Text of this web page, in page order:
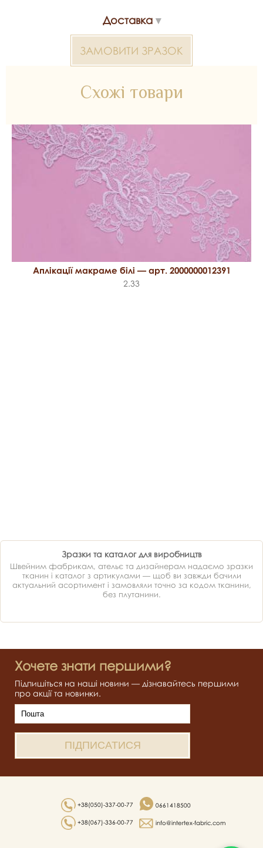
Доставка
ЗАМОВИТИ ЗРАЗОК
Схожі товари
Аплікації макраме білі — арт. 2000000012391
2.33
Зразки та каталог для виробництв
Швейним фабрикам, ательє та дизайнерам надаємо зразки
тканин і каталог з артикулами — щоб ви завжди бачили
актуальний асортимент і замовляли точно за кодом тканини,
без плутанини.
Хочете знати першими?
Підпишіться на наші новини — дізнавайтесь першими
про акції та новинки.
+38(050)-337-00-77
+38(067)-336-00-77
0661418500
info@intertex-fabric.com